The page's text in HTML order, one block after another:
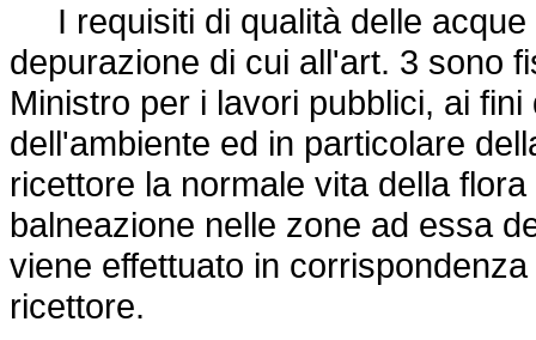
I requisiti di qualità delle acque
depurazione di cui all'art. 3 sono
Ministro per i lavori pubblici, ai
dell'ambiente ed in particolare
ricettore la normale vita della
balneazione nelle zone ad essa
viene effettuato in
ricettore.